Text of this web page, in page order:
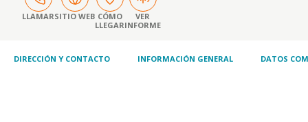
LLAMARSITIO WEB CÓMO
LLEGAR
VER
INFORME
DIRECCIÓN Y CONTACTO INFORMACIÓN GENERAL DATOS